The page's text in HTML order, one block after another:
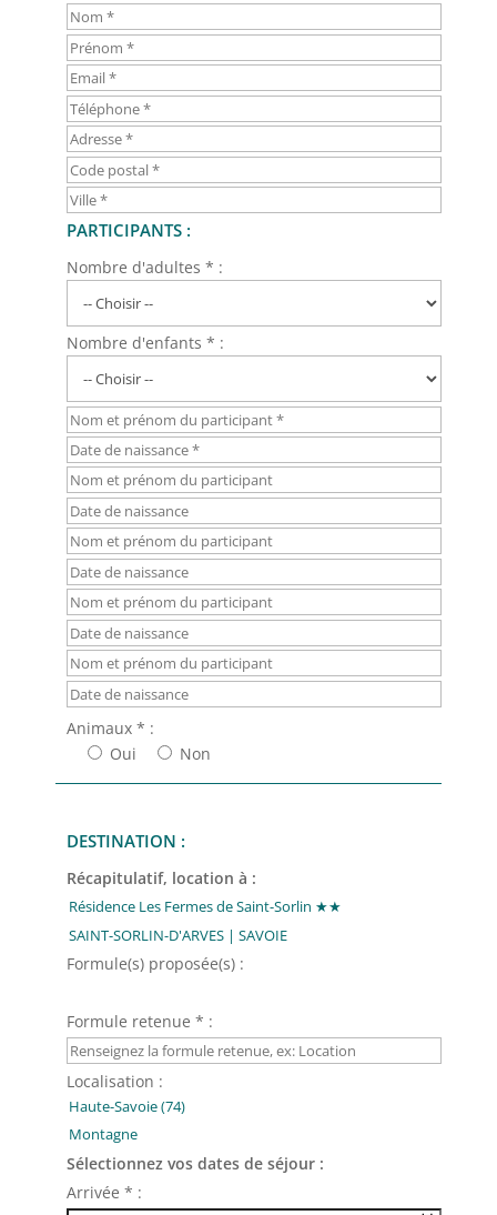
PARTICIPANTS :
Nombre d'adultes * :
Nombre d'enfants * :
Animaux * :
Oui
Non
DESTINATION :
Récapitulatif, location à :
Formule(s) proposée(s) :
Formule retenue * :
Localisation :
Sélectionnez vos dates de séjour :
Arrivée * :